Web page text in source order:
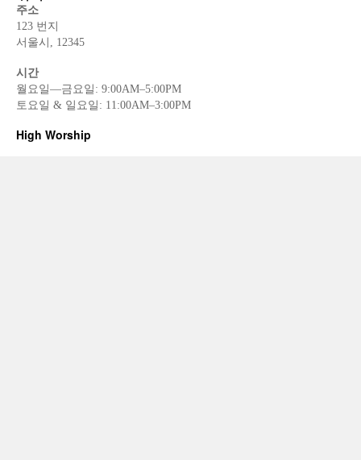
주소
123 번지
서울시, 12345
시간
월요일—금요일: 9:00AM–5:00PM
토요일 & 일요일: 11:00AM–3:00PM
High Worship